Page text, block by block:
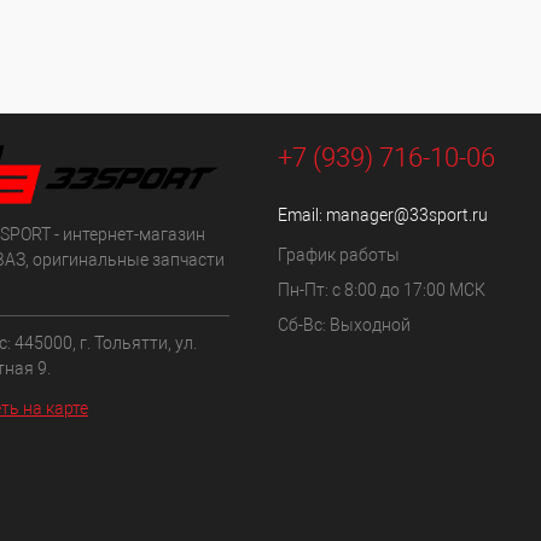
- интернет-магазин
оригинальные запчасти
445000, г. Тольятти, ул.
9.
на карте
+7 (939) 716-10-06
Email: manager@33sport.ru
График работы
Пн-Пт: с 8:00 до 17:00 МСК
Сб-Вс: Выходной